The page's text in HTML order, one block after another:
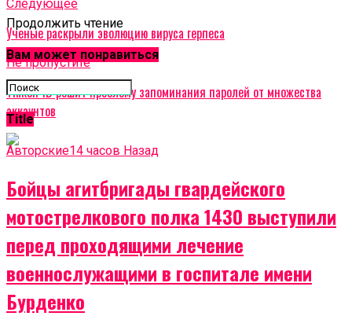
Cледующее
Ученые раскрыли эволюцию вируса герпеса
Не пропустите
Tinkoff ID решит проблему запоминания паролей от множества
аккаунтов
Продолжить чтение
Вам может понравиться
Title
Авторские14 часов Назад
Бойцы агитбригады гвардейского
мотострелкового полка 1430 выступили
перед проходящими лечение
военнослужащими в госпитале имени
Бурденко